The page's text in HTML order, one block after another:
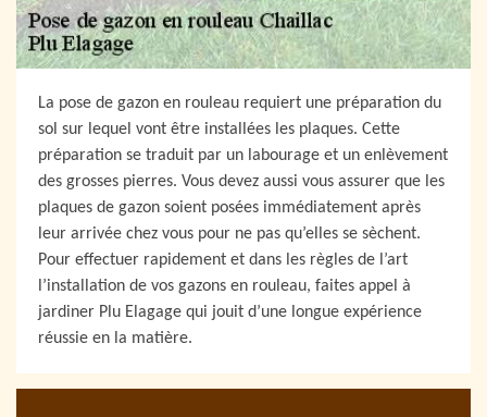
La pose de gazon en rouleau requiert une préparation du
sol sur lequel vont être installées les plaques. Cette
préparation se traduit par un labourage et un enlèvement
des grosses pierres. Vous devez aussi vous assurer que les
plaques de gazon soient posées immédiatement après
leur arrivée chez vous pour ne pas qu’elles se sèchent.
Pour effectuer rapidement et dans les règles de l’art
l’installation de vos gazons en rouleau, faites appel à
jardiner Plu Elagage qui jouit d’une longue expérience
réussie en la matière.